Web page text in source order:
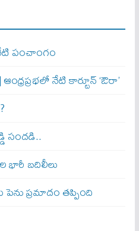
పంచాంగం
నేటి కార్టూన్ ‘ఔరా’
సందడి..
భారీ బదిలీలు
పెను ప్రమాదం తప్పింది